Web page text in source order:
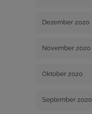
Dezember 2020
November 2020
Oktober 2020
September 2020